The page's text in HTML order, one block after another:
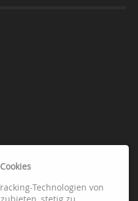
Technologien von